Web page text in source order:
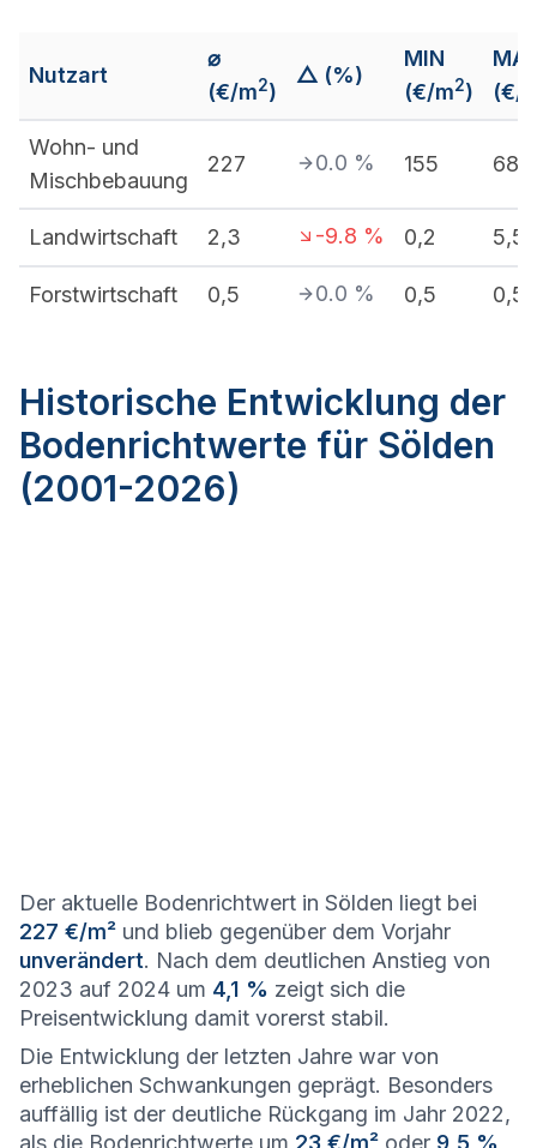
Nutzart
⌀
(€/m2)
△ (%)
MIN
(€/m2)
(€/
Wohn- und
Mischbebauung
227 0.0 % 155 680
Landwirtschaft 2,3 -9.8 % 0,2 5,5
Forstwirtschaft 0,5 0.0 % 0,5 0,5
Historische Entwicklung der
Bodenrichtwerte für Sölden
(2001-2026)
Der aktuelle Bodenrichtwert in Sölden liegt bei
227 €/m² und blieb gegenüber dem Vorjahr
unverändert. Nach dem deutlichen Anstieg von
2023 auf 2024 um 4,1 % zeigt sich die
Preisentwicklung damit vorerst stabil.
Die Entwicklung der letzten Jahre war von
erheblichen Schwankungen geprägt. Besonders
auffällig ist der deutliche Rückgang im Jahr 2022,
als die Bodenrichtwerte um 23 €/m² oder 9,5 %